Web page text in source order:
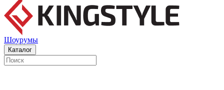
Шоурумы
Каталог